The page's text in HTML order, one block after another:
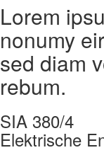
Lorem
nonumy
sed diam
rebum.
SIA 380/4
Elektrische